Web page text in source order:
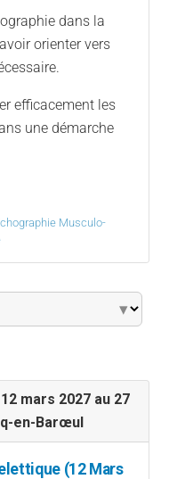
dans la
orienter vers
efficacement les
une démarche
Musculo-
▾
mars 2027 au 27
en-Barœul
(12 Mars